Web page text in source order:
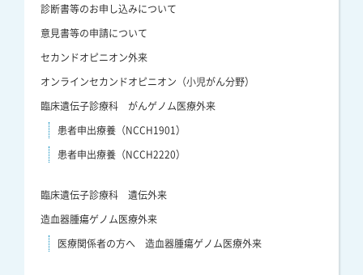
診断書等のお申し込みについて
意見書等の申請について
セカンドオピニオン外来
オンラインセカンドオピニオン（小児がん分野）
臨床遺伝子診療科 がんゲノム医療外来
患者申出療養（NCCH1901）
患者申出療養（NCCH2220）
臨床遺伝子診療科 遺伝外来
造血器腫瘍ゲノム医療外来
医療関係者の方へ 造血器腫瘍ゲノム医療外来